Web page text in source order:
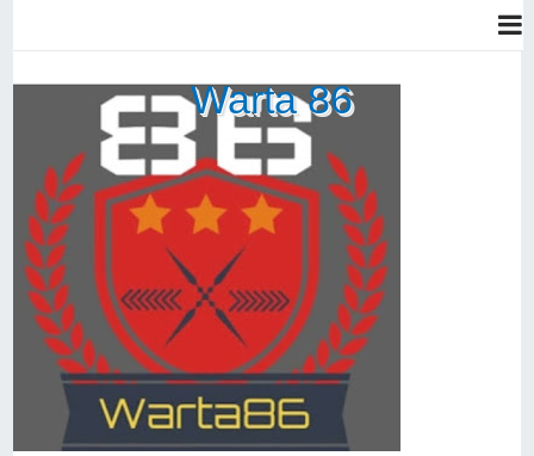
Warta 86